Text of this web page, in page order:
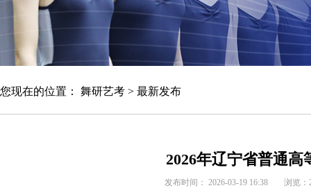
您现在的位置： 舞研艺考 > 最新发布
2026年辽宁省普通高
发布时间： 2026-03-19 16:38 浏览：
★★★★★
全年即到即学，根据报到及考学时间确定班